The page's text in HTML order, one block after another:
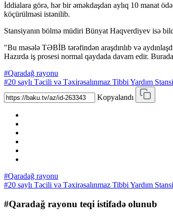
İddialara görə, hər bir əməkdaşdan aylıq 10 manat
köçürülməsi istənilib.
Stansiyanın bölmə müdiri Bünyat Haqverdiyev isə
"Bu məsələ TƏBİB tərəfindən araşdırılıb və
Hazırda iş prosesi normal qaydada davam edir.
#Qaradağ rayonu
#20 saylı Təcili və Təxirəsalınmaz Tibbi Yardım
Kopyalandı
#Qaradağ rayonu
#20 saylı Təcili və Təxirəsalınmaz Tibbi Yardım
#Qaradağ rayonu teqi istifadə olunub